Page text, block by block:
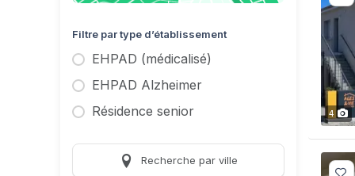
Filtre par type d’établissement
EHPAD (médicalisé)
EHPAD Alzheimer
Résidence senior
Recherche par ville
4